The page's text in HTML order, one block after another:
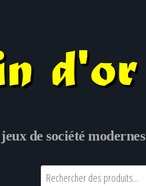
de société modernes